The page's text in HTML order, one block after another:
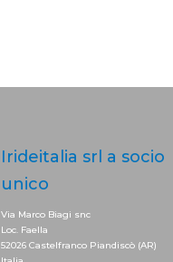
Irideitalia srl a socio
unico
Via Marco Biagi snc
Loc. Faella
52026 Castelfranco Piandiscò (AR)